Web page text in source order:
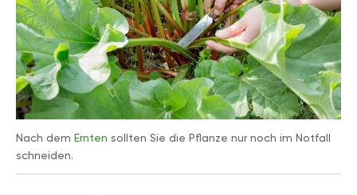
Nach dem Ernten sollten Sie die Pflanze nur noch im Notfall
schneiden.